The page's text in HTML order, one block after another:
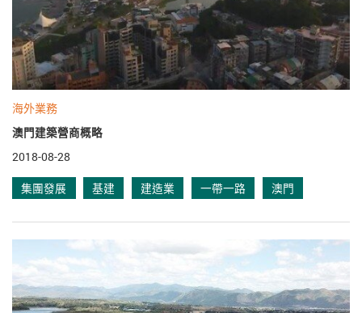
海外業務
澳門建築營商概略
2018-08-28
集團發展 基建 建造業 一帶一路 澳門